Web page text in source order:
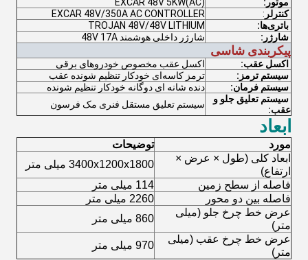
کنترلر :
EXCAR 48V/350A AC CONTROLLER
باتری‌ها:
TROJAN 48V/48V LITHIUM
شارژر:
شارژر داخلی هوشمند 48V 17A
پیکربندی شاسی
اکسل عقب:
اکسل عقب مخصوص خودروهای برقی
سیستم ترمز:
ترمز کاسه‌ای خودکار تنظیم شونده عقب
سیستم فرمان:
دنده شانه ای دوگانه خودکار تنظیم شونده
سیستم تعلیق جلو و
عقب:
سیستم تعلیق مستقل فنری مک فرسون
ابعاد
مورد
توضیحات
ابعاد کلی (طول × عرض ×
ارتفاع)
3400x1200x1800 میلی متر
فاصله از سطح زمین
114 میلی متر
فاصله بین دو محور
2260 میلی متر
عرض خط چرخ جلو (میلی
متر)
860 میلی متر
عرض خط چرخ عقب (میلی
متر)
970 میلی متر